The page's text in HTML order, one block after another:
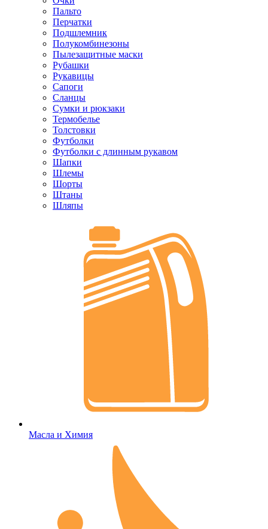
Пальто
Перчатки
Подшлемник
Полукомбинезоны
Пылезащитные маски
Рубашки
Рукавицы
Сапоги
Сланцы
Сумки и рюкзаки
Термобелье
Толстовки
Футболки
Футболки с длинным рукавом
Шапки
Шлемы
Шорты
Штаны
Шляпы
Масла и Химия